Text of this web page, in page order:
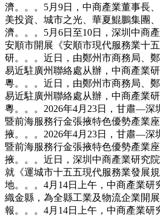
濟。。。5月9日，中商產業董事長
美投資、城市之光、華夏鯤鵬集團
濟。。。5月6日至10日，深圳中商
安順市開展《安順市現代服務業十
研。。。近日，由鄭州市商務局、
易近駐廣州聯絡處从辦，中商產業
粵。。。近日，由鄭州市商務局、
易近駐廣州聯絡處从辦，中商產業
粵。。。2026年4月23日，甘肅—深
暨前海服務行金張掖特色優勢產業
掖。。。2026年4月23日，甘肅—深
暨前海服務行金張掖特色優勢產業
掖。。。近日，深圳中商產業研究
就《運城市十五五現代服務業發展
地。。。4月14日上午，中商產業研
織金縣，為全縣工業及物流企業開
報。。。4月14日上午，中商產業研